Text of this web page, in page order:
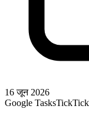
16 जून 2026
Google TasksTickTick